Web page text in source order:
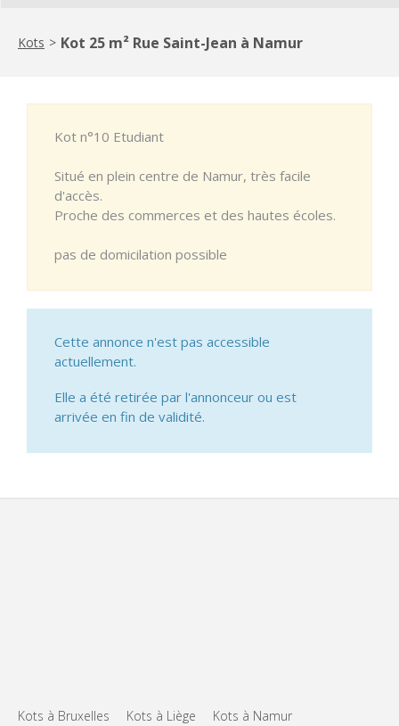
Kots > Kot 25 m² Rue Saint-Jean à Namur
Kot n°10 Etudiant
Situé en plein centre de Namur, très facile
d'accès.
Proche des commerces et des hautes écoles.
pas de domicilation possible
Cette annonce n'est pas accessible
actuellement.
Elle a été retirée par l'annonceur ou est
arrivée en fin de validité.
Kots à Bruxelles Kots à Liège Kots à Namur